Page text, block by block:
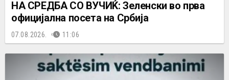
НА СРЕДБА СО ВУЧИЌ: Зеленски во прва
официјална посета на Србија
07.08.2026. 11:06